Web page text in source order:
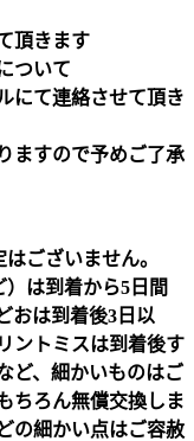
頂きます
ついて
にて連絡させて頂き
ますので予めご了承
ございません。
は到着から5日間
おは到着後3日以
ントミスは到着後す
ど、細かいものはご
ちろん無償交換しま
の細かい点はご容赦